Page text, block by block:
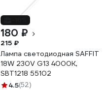
180 ₽
215 ₽
Лампа светодиодная SAFFIT
18W 230V G13 4000K,
SBT1218 55102
4.5(52)